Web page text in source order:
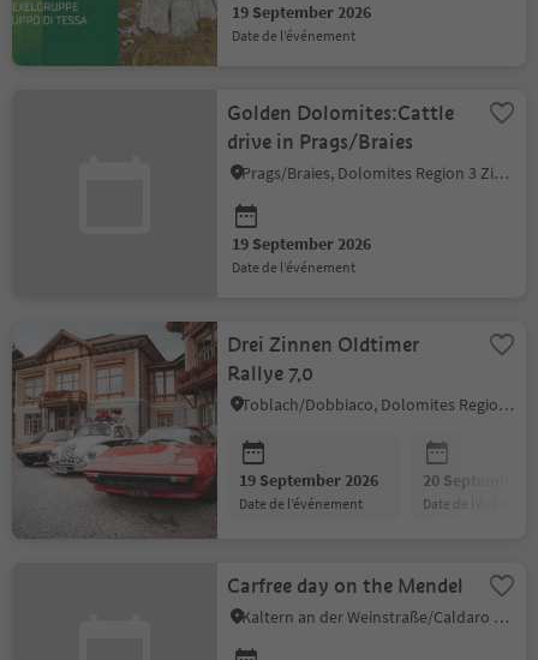
19 September 2026
date de l’événement
Golden Dolomites:Cattle
drive in Prags/Braies
Prags/Braies, Dolomites Region 3 Zinnen
19 September 2026
date de l’événement
Drei Zinnen Oldtimer
Rallye 7,0
Toblach/Dobbiaco, Dolomites Region 3 Zinnen
19 September 2026
date de l’événement
20 September
date de
Carfree day on the Mendel
Kaltern an der Weinstraße/Caldaro sulla Strada del Vino, Alto Adige Wine Road